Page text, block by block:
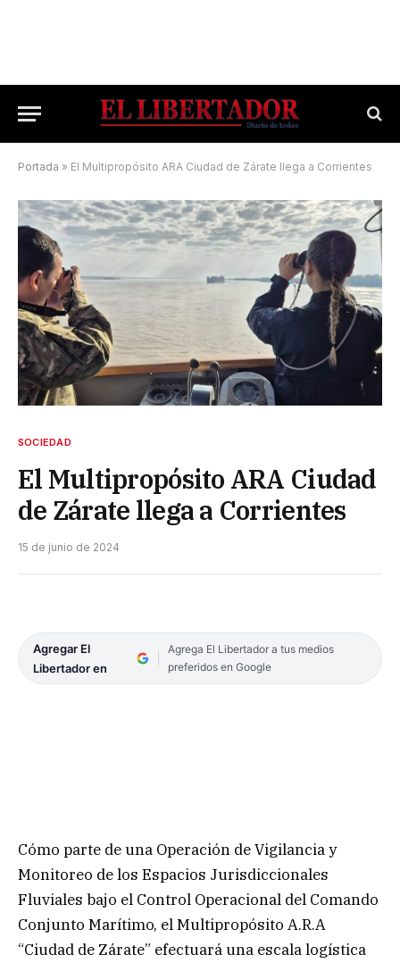
Portada » El Multipropósito ARA Ciudad de Zárate llega a Corrientes
SOCIEDAD
El Multipropósito ARA Ciudad
de Zárate llega a Corrientes
15 de junio de 2024
Agregar El
Libertador en
Agrega El Libertador a tus medios
preferidos en Google
Cómo parte de una Operación de Vigilancia y
Monitoreo de los Espacios Jurisdiccionales
Fluviales bajo el Control Operacional del Comando
Conjunto Marítimo, el Multipropósito A.R.A
“Ciudad de Zárate” efectuará una escala logística